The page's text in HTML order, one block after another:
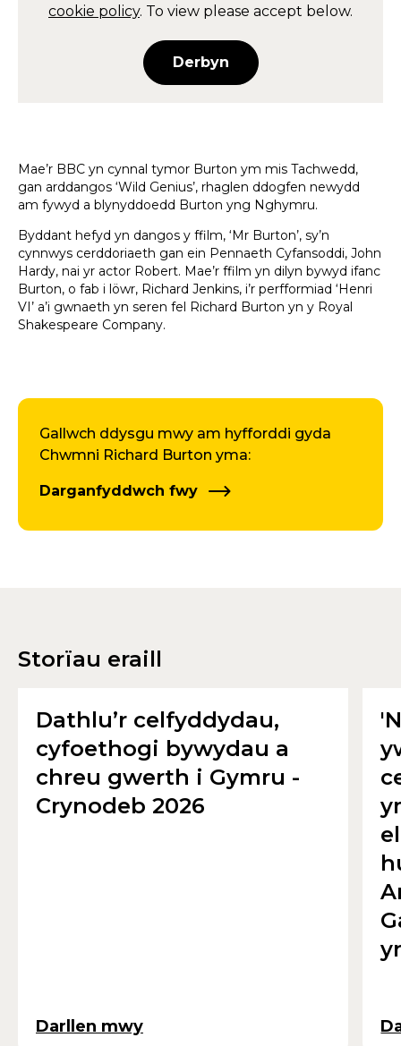
cookie policy. To view please accept below.
Derbyn
Mae’r BBC yn cynnal tymor Burton ym mis Tachwedd,
gan arddangos ‘Wild Genius’, rhaglen ddogfen newydd
am fywyd a blynyddoedd Burton yng Nghymru.
Byddant hefyd yn dangos y ffilm, ‘Mr Burton’, sy’n
cynnwys cerddoriaeth gan ein Pennaeth Cyfansoddi, John
Hardy, nai yr actor Robert. Mae’r ffilm yn dilyn bywyd ifanc
Burton, o fab i löwr, Richard Jenkins, i’r perfformiad ‘Henri
VI’ a’i gwnaeth yn seren fel Richard Burton yn y Royal
Shakespeare Company.
Gallwch ddysgu mwy am hyfforddi gyda
Chwmni Richard Burton yma:
Darganfyddwch fwy
Storïau eraill
Dathlu’r celfyddydau,
cyfoethogi bywydau a
chreu gwerth i Gymru -
Crynodeb 2026
Darllen mwy